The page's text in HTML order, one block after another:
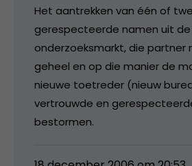
Het aantrekken van één of
gerespecteerde namen uit de
onderzoeksmarkt, die partner
geheel en op die manier de
nieuwe toetreder (nieuw
vertrouwde en
bestormen.